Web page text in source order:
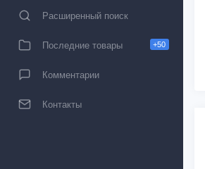
Расширенный поиск
Последние товары +50
Комментарии
Контакты